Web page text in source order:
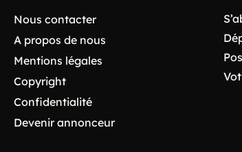
Nous contacter
A propos de nous
Mentions légales
Copyright
Confidentialité
Devenir annonceur